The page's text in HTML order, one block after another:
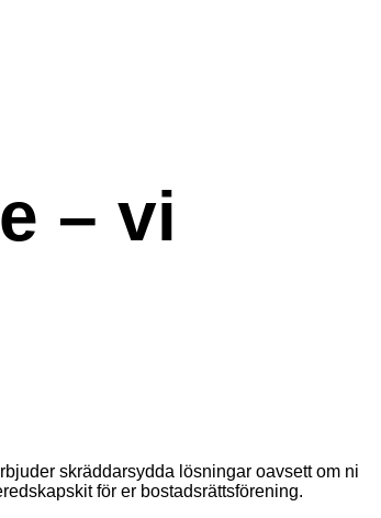
– vi
skräddarsydda lösningar oavsett om ni
för er bostadsrättsförening.